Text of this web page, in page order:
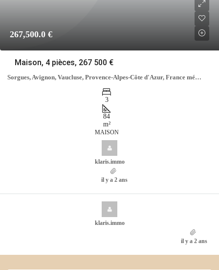
267,500.0 €
Maison, 4 pièces, 267 500 €
Sorgues, Avignon, Vaucluse, Provence-Alpes-Côte d'Azur, France métropolitaine, 84700, France
3
84
m²
MAISON
klaris.immo
il y a 2 ans
klaris.immo
il y a 2 ans